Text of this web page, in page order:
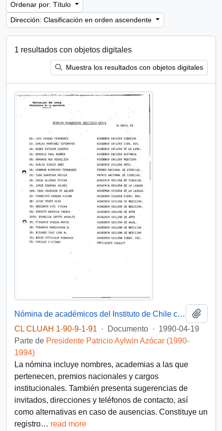
Ordenar por: Título
Dirección: Clasificación en orden ascendente
1 resultados con objetos digitales
Muestra los resultados con objetos digitales
Nómina de académicos del Instituto de Chile convocados a una reunión con el Presidente de la República el 19 de abril de 1990
CL CLUAH 1-90-9-1-91
· Documento · 1990-04-19
Parte de Presidente Patricio Aylwin Azócar (1990-
1994)
La nómina incluye nombres, academias a las que
pertenecen, premios nacionales y cargos
institucionales. También presenta sugerencias de
invitados, direcciones y teléfonos de contacto, así
como alternativas en caso de ausencias. Constituye un
registro… read more